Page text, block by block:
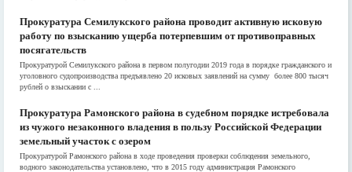
Прокуратура Семилукского района проводит активную исковую
работу по взысканию ущерба потерпевшим от противоправных
посягательств
Прокуратурой Семилукского района в первом полугодии 2019 года в порядке гражданского и
уголовного судопроизводства предъявлено 20 исковых заявлений на сумму более 800 тысяч
рублей о взыскании с ...
Прокуратура Рамонского района в судебном порядке истребовала
из чужого незаконного владения в пользу Российской Федерации
земельный участок с озером
Прокуратурой Рамонского района в ходе проведения проверки соблюдения земельного,
водного законодательства установлено, что в 2015 году администрация Рамонского